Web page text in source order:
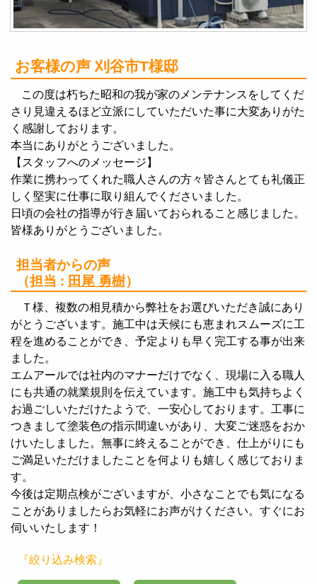
お客様の声 刈谷市T様邸
この度は朽ちた昭和の我が家のメンテナンスをしてくだ
さり見違えるほど立派にしていただいた事に大変ありがた
く感謝しております。
本当にありがとうございました。
【スタッフへのメッセージ】
作業に携わってくれた職人さんの方々皆さんとても礼儀正
しく堅実に仕事に取り組んでくださいました。
日頃の会社の指導が行き届いておられること感じました。
皆様ありがとうございました。
担当者からの声
（担当 : 田尾 勇樹）
Ｔ様、複数の相見積から弊社をお選びいただき誠にあり
がとうございます。施工中は天候にも恵まれスムーズに工
程を進めることができ、予定よりも早く完工する事が出来
ました。
エムアールでは社内のマナーだけでなく、現場に入る職人
にも共通の就業規則を伝えています。施工中も気持ちよく
お過ごしいただけたようで、一安心しております。工事に
つきまして塗装色の指示間違いがあり、大変ご迷惑をおか
けいたしました。無事に終えることができ、仕上がりにも
ご満足いただけましたことを何よりも嬉しく感じておりま
す。
今後は定期点検がございますが、小さなことでも気になる
ことがありましたらお気軽にお声がけください。すぐにお
伺いいたします！
『絞り込み検索』